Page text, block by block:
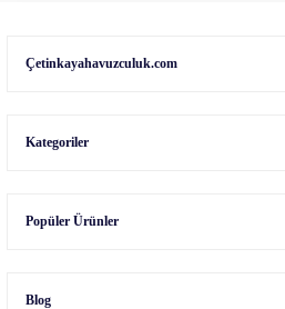
Çetinkayahavuzculuk.com
Kategoriler
Popüler Ürünler
Blog